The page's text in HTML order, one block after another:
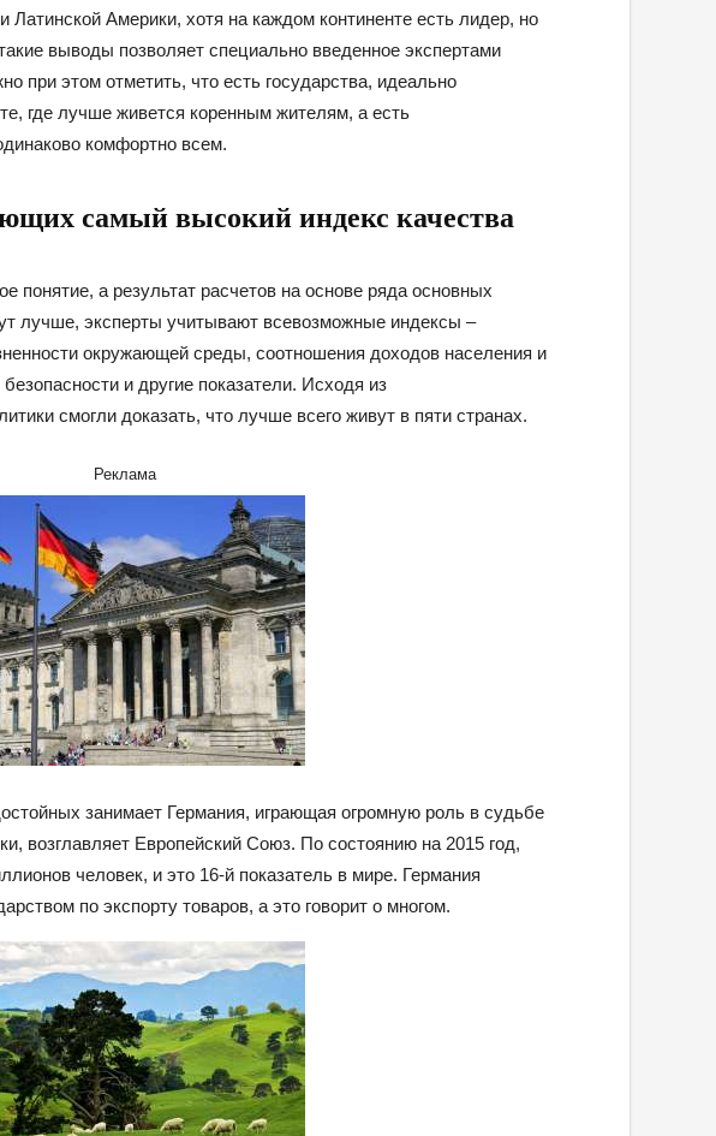
Америки, хотя на каждом континенте есть лидер, но
выводы позволяет специально введенное экспертами
при этом отметить, что есть государства, идеально
где лучше живется коренным жителям, а есть
комфортно всем.
самый высокий индекс качества
понятие, а результат расчетов на основе ряда основных
лучше, эксперты учитывают всевозможные индексы –
окружающей среды, соотношения доходов населения и
и другие показатели. Исходя из
смогли доказать, что лучше всего живут в пяти странах.
Реклама
занимает Германия, играющая огромную роль в судьбе
возглавляет Европейский Союз. По состоянию на 2015 год,
человек, и это 16-й показатель в мире. Германия
по экспорту товаров, а это говорит о многом.